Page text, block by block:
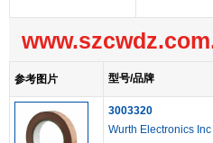
参考图片 型号/品牌
3003320
Wurth Electronics Inc